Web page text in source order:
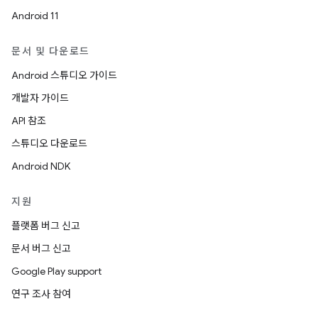
Android 11
문서 및 다운로드
Android 스튜디오 가이드
개발자 가이드
API 참조
스튜디오 다운로드
Android NDK
지원
플랫폼 버그 신고
문서 버그 신고
Google Play support
연구 조사 참여